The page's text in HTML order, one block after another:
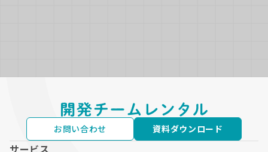
お問い合わせ 資料ダウンロード
サービス